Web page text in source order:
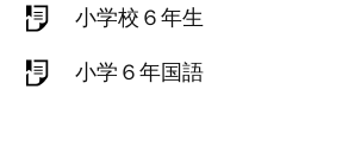
小学校６年生
小学６年国語